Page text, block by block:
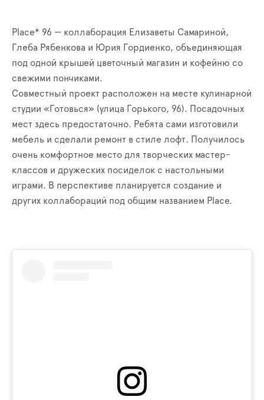
Place* 96 — коллаборация Елизаветы Самариной,
Глеба Рябенкова и Юрия Гордиенко, объединяющая
под одной крышей цветочный магазин и кофейню со
свежими пончиками.
Совместный проект расположен на месте кулинарной
студии «Готовься» (улица Горького, 96). Посадочных
мест здесь предостаточно. Ребята сами изготовили
мебель и сделали ремонт в стиле лофт. Получилось
очень комфортное место для творческих мастер-
классов и дружеских посиделок с настольными
играми. В перспективе планируется создание и
других коллабораций под общим названием Place.